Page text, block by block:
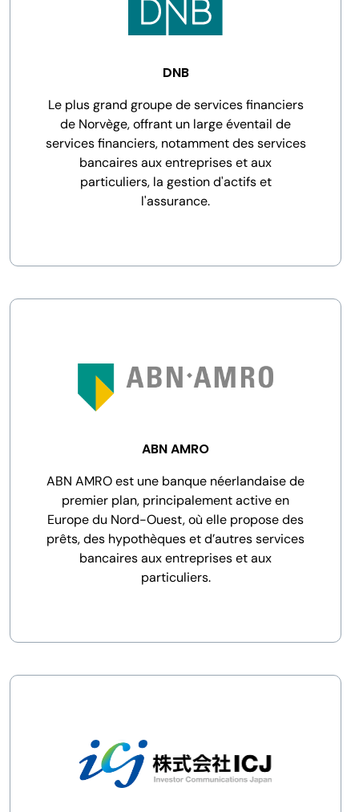
DNB
Le plus grand groupe de services financiers
de Norvège, offrant un large éventail de
services financiers, notamment des services
bancaires aux entreprises et aux
particuliers, la gestion d'actifs et
l'assurance.
ABN AMRO
ABN AMRO est une banque néerlandaise de
premier plan, principalement active en
Europe du Nord-Ouest, où elle propose des
prêts, des hypothèques et d’autres services
bancaires aux entreprises et aux
particuliers.